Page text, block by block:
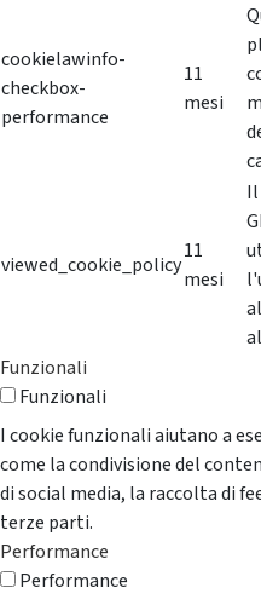
cookielawinfo-
checkbox-
performance
11
mesi
viewed_cookie_policy
11
mesi
Funzionali
Funzionali
I cookie funzionali aiutano a
come la condivisione del
di social media, la raccolta di
terze parti.
Performance
Performance